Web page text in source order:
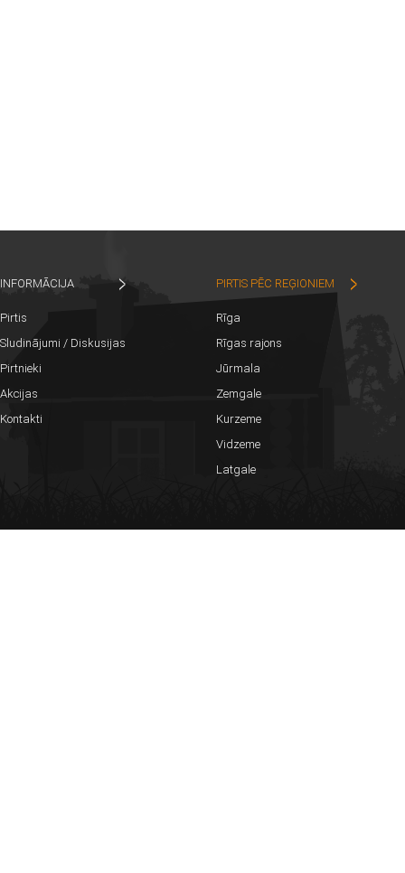
INFORMĀCIJA
Pirtis
Sludinājumi / Diskusijas
Pirtnieki
Akcijas
Kontakti
PIRTIS PĒC REĢIONIEM
Rīga
Rīgas rajons
Jūrmala
Zemgale
Kurzeme
Vidzeme
Latgale